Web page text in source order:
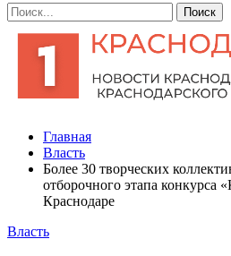
Главная
Власть
Более 30 творческих
отборочного этапа конкурса
Краснодаре
Власть